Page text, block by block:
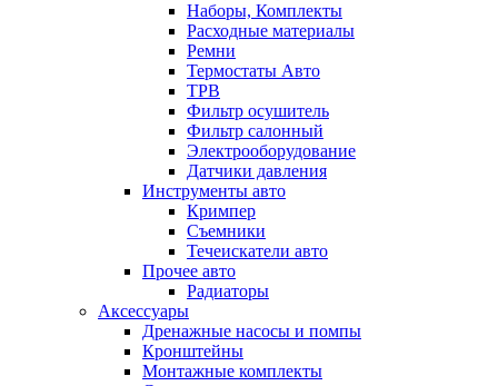
Наборы, Комплекты
Расходные материалы
Ремни
Термостаты Авто
ТРВ
Фильтр осушитель
Фильтр салонный
Электрооборудование
Датчики давления
Инструменты авто
Кримпер
Съемники
Течеискатели авто
Прочее авто
Радиаторы
Аксессуары
Дренажные насосы и помпы
Кронштейны
Монтажные комплекты